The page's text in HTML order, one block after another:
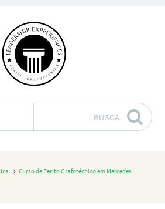
BUSCA
Curso de Perito Grafotécnico em Mercedes